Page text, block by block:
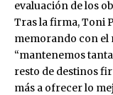
evaluación de los
Tras la firma, Toni
memorando con el
“mantenemos
resto de destinos
más a ofrecer lo